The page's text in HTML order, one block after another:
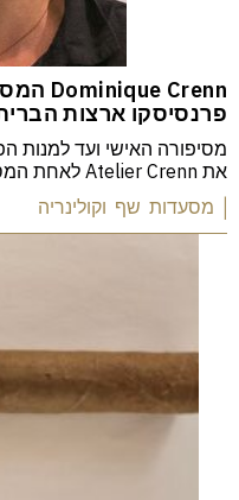
פרנסיסקו ארצות
את Atelier Crenn לאחת המסעדות היוקרתיות בעולם
| מסעדות שף וקולינריה